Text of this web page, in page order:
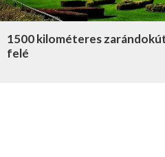
1500 kilométeres
felé